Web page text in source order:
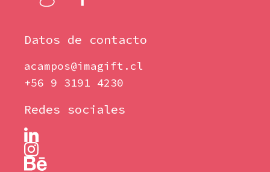
Datos de contacto
acampos@imagift.cl
+56 9 3191 4230
Redes sociales